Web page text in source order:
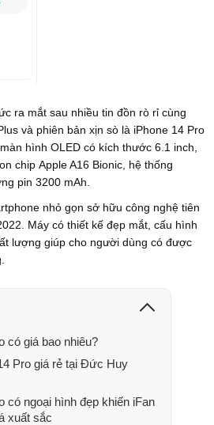
ra mắt sau nhiều tin đồn rò rỉ cùng
và phiên bản xịn sò là iPhone 14 Pro
hình OLED có kích thước 6.1 inch,
chip Apple A16 Bionic, hệ thống
pin 3200 mAh.
nhỏ gọn sở hữu công nghệ tiên
Máy có thiết kế đẹp mắt, cấu hình
lượng giúp cho người dùng có được
có giá bao nhiêu?
Pro giá rẻ tại Đức Huy
có ngoại hình đẹp khiến iFan
xuất sắc